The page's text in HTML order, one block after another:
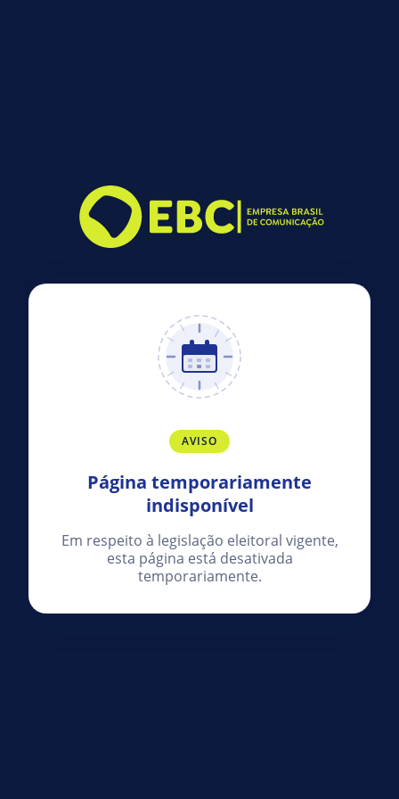
AVISO
Página temporariamente
indisponível
Em respeito à legislação eleitoral vigente,
esta página está desativada
temporariamente.